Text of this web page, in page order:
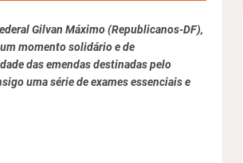
Gilvan Máximo (Republicanos-DF),
momento solidário e de
das emendas destinadas pelo
uma série de exames essenciais e